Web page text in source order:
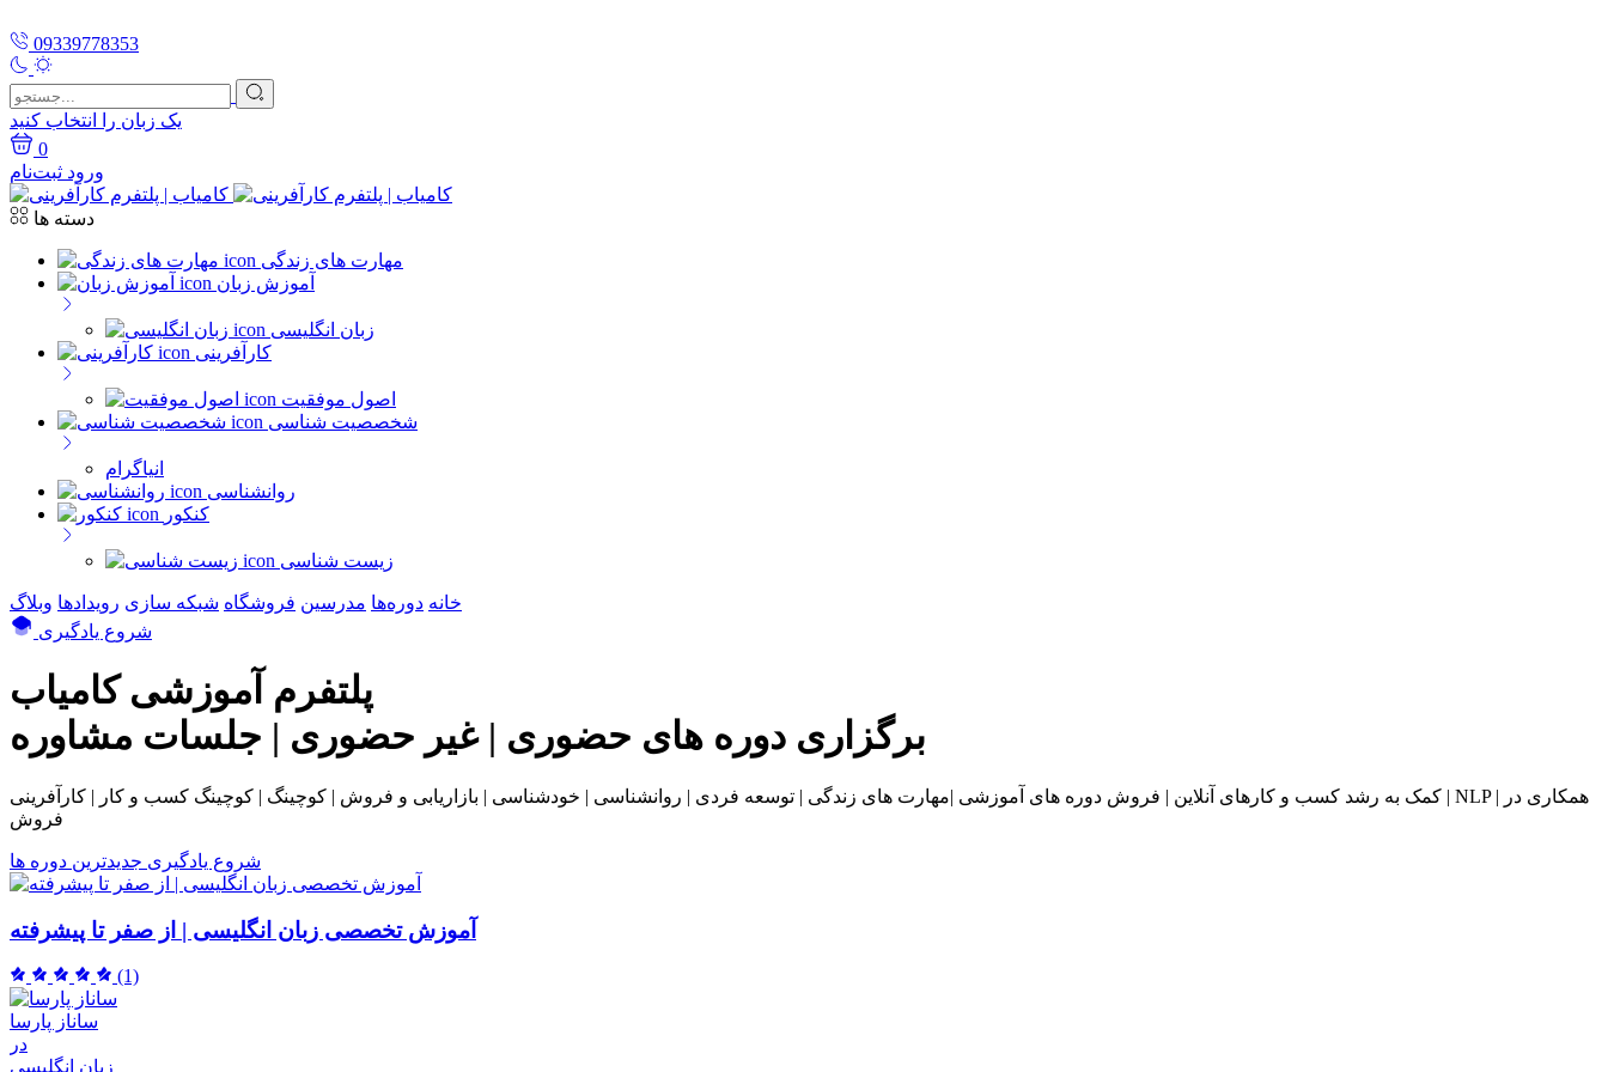
09339778353
یک زبان را انتخاب کنید
0
ورود ثبت‌نام
دسته ها
مهارت های زندگی
آموزش زبان
زبان انگلیسی
کارآفرینی
اصول موفقیت
شخصصیت شناسی
انیاگرام
روانشناسی
کنکور
زیست شناسی
خانه دوره‌ها مدرسین فروشگاه شبکه سازی رویداد‌ها وبلاگ
شروع یادگیری
پلتفرم آموزشی کامیاب
برگزاری دوره های حضوری | غیر حضوری | جلسات مشاوره
کمک به رشد کسب و کارهای آنلاین | فروش دوره های آموزشی |مهارت های زندگی | توسعه فردی | روانشناسی | خودشناسی | بازاریابی و فروش | کوچینگ | کوچینگ کسب و کار | کارآفرینی | NLP | همکاری در
فروش
شروع یادگیری جدیدترین دوره ها
آموزش تخصصی زبان انگلیسی | از صفر تا پیشرفته
(1)
ساناز پارسا
در
زبان انگلیسی